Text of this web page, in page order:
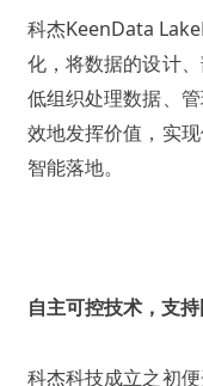
科杰KeenData
化，将数据的设计
低组织处理数据、
效地发挥价值，实
智能落地。
自主可控技术，支
科杰科技成立之初